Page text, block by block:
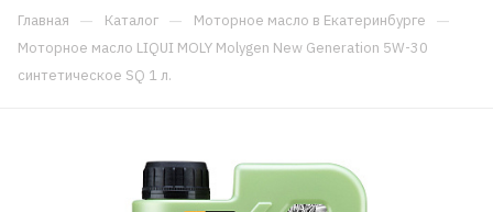
Главная — Каталог — Моторное масло в Екатеринбурге —
Моторное масло LIQUI MOLY Molygen New Generation 5W-30
синтетическое SQ 1 л.